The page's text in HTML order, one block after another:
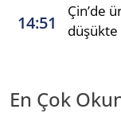
14:51
Çin’de
düşükte
En Çok